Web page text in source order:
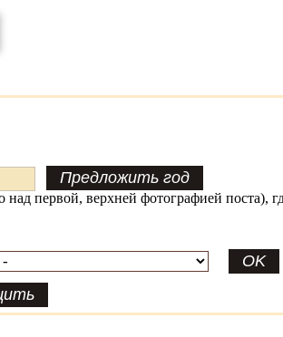
над первой, верхней фотографией поста),